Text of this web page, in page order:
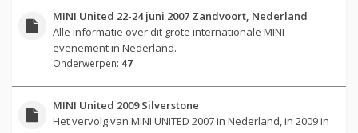
MINI United 22-24 juni 2007 Zandvoort, Nederland
Alle informatie over dit grote internationale MINI-
evenement in Nederland.
Onderwerpen: 47
MINI United 2009 Silverstone
Het vervolg van MINI UNITED 2007 in Nederland, in 2009 in